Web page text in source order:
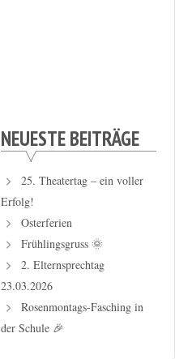
NEUESTE BEITRÄGE
25. Theatertag – ein voller
Erfolg!
Osterferien
Frühlingsgruss 🌞
2. Elternsprechtag
23.03.2026
Rosenmontags-Fasching in
der Schule 🎉